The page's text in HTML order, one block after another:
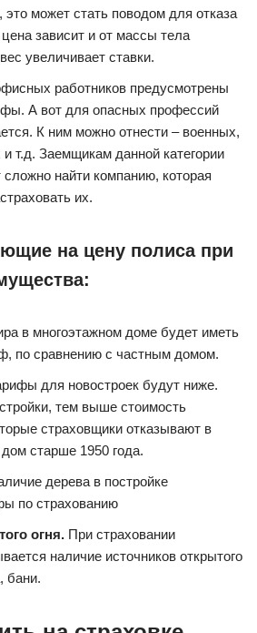
это может стать поводом для отказа
зависит и от массы тела
увеличивает ставки.
работников предусмотрены
А вот для опасных профессий
К ним можно отнести – военных,
т.д. Заемщикам данной категории
найти компанию, которая
их.
на цену полиса при
в многоэтажном доме будет иметь
по сравнению с частным домом.
для новостроек будут ниже.
тем выше стоимость
страховщики отказывают в
старше 1950 года.
дерева в постройке
по страхованию
огня. При страховании
наличие источников открытого
бани.